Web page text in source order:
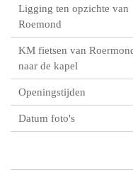
Ligging ten opzichte van
Roemond
KM fietsen van
naar de kapel
Openingstijden
Datum foto's